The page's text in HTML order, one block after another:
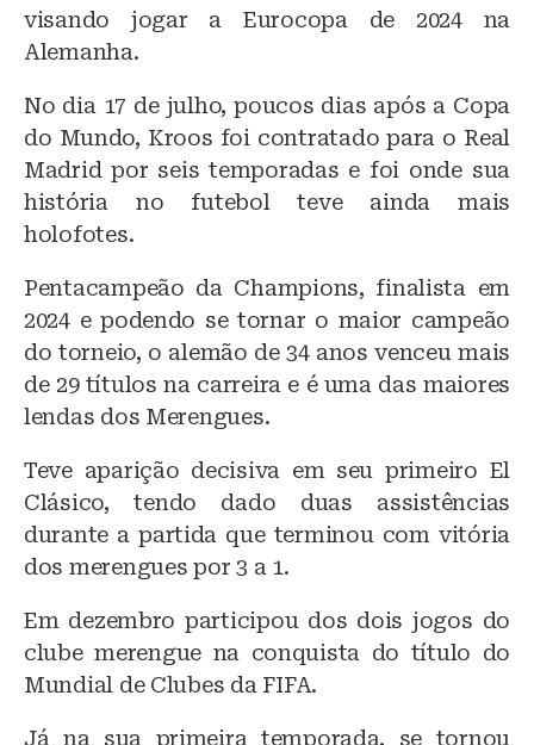
visando jogar a Eurocopa de 2024 na
Alemanha.
No dia 17 de julho, poucos dias após a Copa
do Mundo, Kroos foi contratado para o Real
Madrid por seis temporadas e foi onde sua
história no futebol teve ainda mais
holofotes.
Pentacampeão da Champions, finalista em
2024 e podendo se tornar o maior campeão
do torneio, o alemão de 34 anos venceu mais
de 29 títulos na carreira e é uma das maiores
lendas dos Merengues.
Teve aparição decisiva em seu primeiro El
Clásico, tendo dado duas assistências
durante a partida que terminou com vitória
dos merengues por 3 a 1.
Em dezembro participou dos dois jogos do
clube merengue na conquista do título do
Mundial de Clubes da FIFA.
Já na sua primeira temporada, se tornou